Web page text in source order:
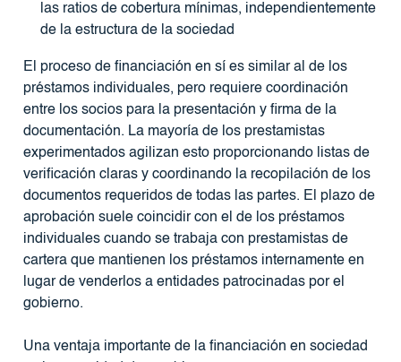
las ratios de cobertura mínimas, independientemente
de la estructura de la sociedad
El proceso de financiación en sí es similar al de los
préstamos individuales, pero requiere coordinación
entre los socios para la presentación y firma de la
documentación. La mayoría de los prestamistas
experimentados agilizan esto proporcionando listas de
verificación claras y coordinando la recopilación de los
documentos requeridos de todas las partes. El plazo de
aprobación suele coincidir con el de los préstamos
individuales cuando se trabaja con prestamistas de
cartera que mantienen los préstamos internamente en
lugar de venderlos a entidades patrocinadas por el
gobierno.
Una ventaja importante de la financiación en sociedad